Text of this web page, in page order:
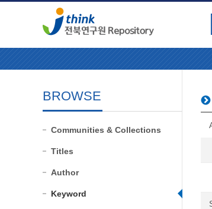
BROWSE
Communities & Collections
Titles
Author
Keyword